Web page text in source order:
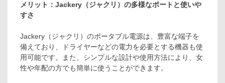
メリット：Jackery（ジャクリ）の多様なポートと使いや
すさ
Jackery（ジャクリ）のポータブル電源は、豊富な端子を
備えており、ドライヤーなどの電力を必要とする機器も使
用可能です。また、シンプルな設計や使用方法により、女
性や年配の方でも簡単に使うことができます。